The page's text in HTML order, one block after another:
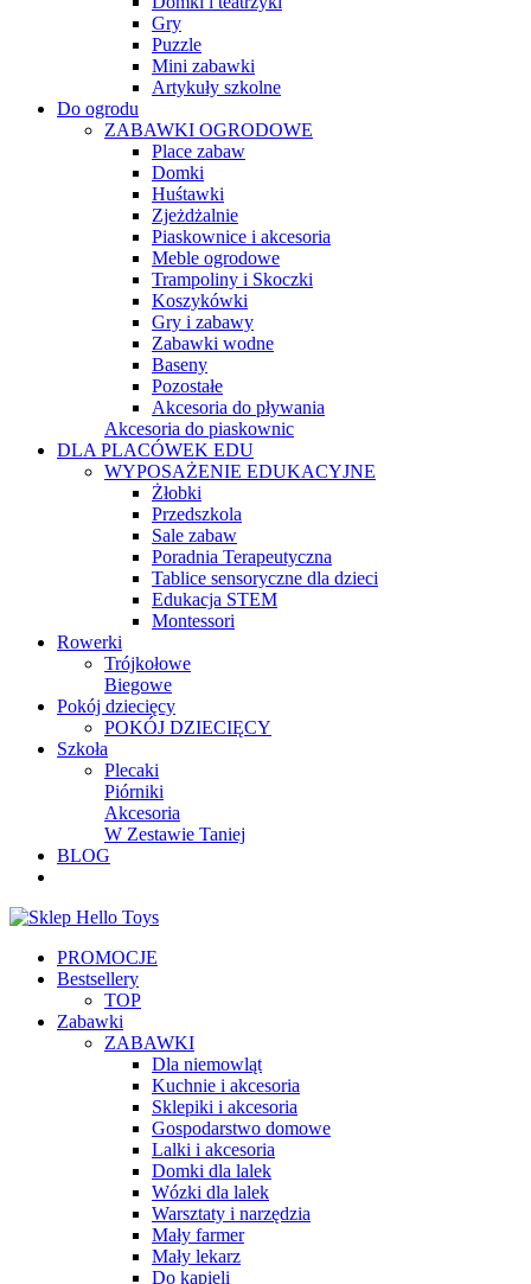
Gry
Puzzle
Mini zabawki
Artykuły szkolne
Do ogrodu
ZABAWKI OGRODOWE
Place zabaw
Domki
Huśtawki
Zjeżdżalnie
Piaskownice i akcesoria
Meble ogrodowe
Trampoliny i Skoczki
Koszykówki
Gry i zabawy
Zabawki wodne
Baseny
Pozostałe
Akcesoria do pływania
Akcesoria do piaskownic
DLA PLACÓWEK EDU
WYPOSAŻENIE EDUKACYJNE
Żłobki
Przedszkola
Sale zabaw
Poradnia Terapeutyczna
Tablice sensoryczne dla dzieci
Edukacja STEM
Montessori
Rowerki
Trójkołowe
Biegowe
Pokój dziecięcy
POKÓJ DZIECIĘCY
Szkoła
Plecaki
Piórniki
Akcesoria
W Zestawie Taniej
BLOG
PROMOCJE
Bestsellery
TOP
Zabawki
ZABAWKI
Dla niemowląt
Kuchnie i akcesoria
Sklepiki i akcesoria
Gospodarstwo domowe
Lalki i akcesoria
Domki dla lalek
Wózki dla lalek
Warsztaty i narzędzia
Mały farmer
Mały lekarz
Do kąpieli